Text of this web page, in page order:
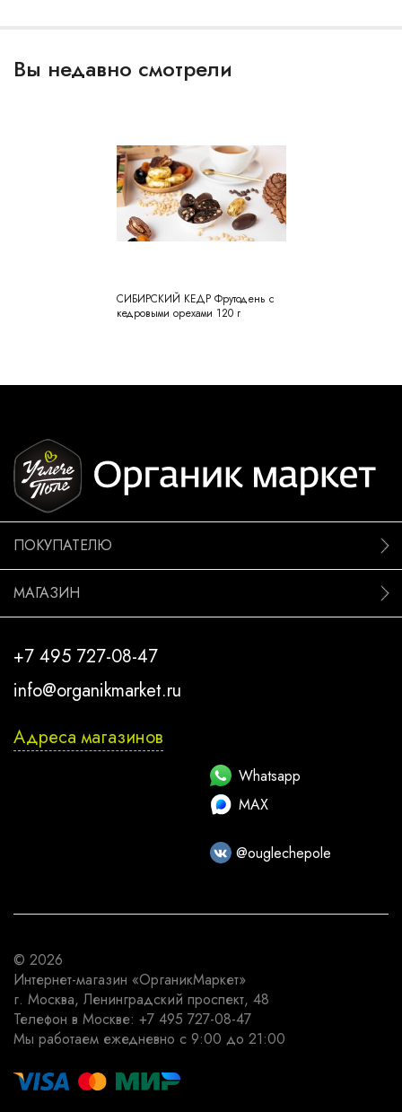
Вы недавно смотрели
СИБИРСКИЙ КЕДР Фрутодень с
кедровыми орехами 120 г
ПОКУПАТЕЛЮ
МАГАЗИН
+7 495 727-08-47
info@organikmarket.ru
Адреса магазинов
Whatsapp
MAX
@ouglechepole
© 2026
Интернет-магазин «ОрганикМаркет»
г. Москва, Ленинградский проспект, 48
Телефон в Москве: +7 495 727-08-47
Мы работаем ежедневно с 9:00 до 21:00